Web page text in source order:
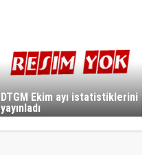
DTGM Ekim ayı istatistiklerini
yayınladı